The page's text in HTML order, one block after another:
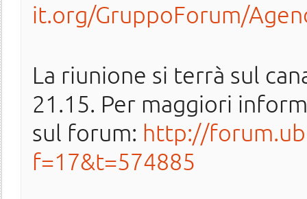
it.org/GruppoForum/
La riunione si terrà sul
21.15. Per maggiori
sul forum: http://
f=17&t=574885